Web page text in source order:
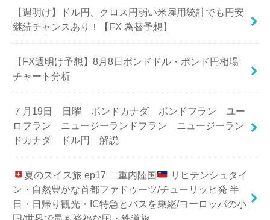
【週明け】ドル円、クロス円弱い米雇用統計でも円安
継続チャンスあり！【FX 為替予想】
【FX週明け予想】8月8日ポンドドル・ポンド円相場
チャート分析
７月19日 日曜 ポンドカナダ ポンドフラン ユー
ロフラン ニュージーランドフラン ニュージーラン
ドカナダ ドル円 解説
夏のスイス旅 ep17 二重内陸国
リヒテンシュタイ
ン・自然豊かな首都ファドゥーツ/チューリッヒ発 半
日・日帰り観光・IC特急とバスを乗継/ヨーロッパの小